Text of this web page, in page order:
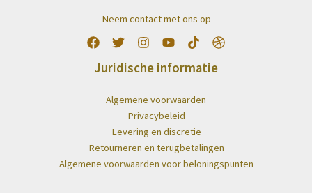
Neem contact met ons op
Juridische informatie
Algemene voorwaarden
Privacybeleid
Levering en discretie
Retourneren en terugbetalingen
Algemene voorwaarden voor beloningspunten